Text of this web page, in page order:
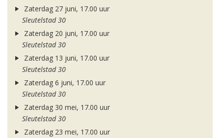
Zaterdag 27 juni, 17.00 uur
Sleutelstad 30
Zaterdag 20 juni, 17.00 uur
Sleutelstad 30
Zaterdag 13 juni, 17.00 uur
Sleutelstad 30
Zaterdag 6 juni, 17.00 uur
Sleutelstad 30
Zaterdag 30 mei, 17.00 uur
Sleutelstad 30
Zaterdag 23 mei, 17.00 uur